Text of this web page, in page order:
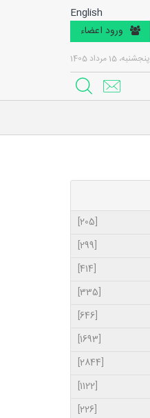
English
ورود اعضاء
پنجشنبه، 15 مرداد 1405
[205]
[299]
[414]
[335]
[646]
[1693]
[2844]
[1122]
[226]